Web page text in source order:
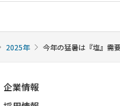
2025年 今年の猛暑は『塩』需
企業情報